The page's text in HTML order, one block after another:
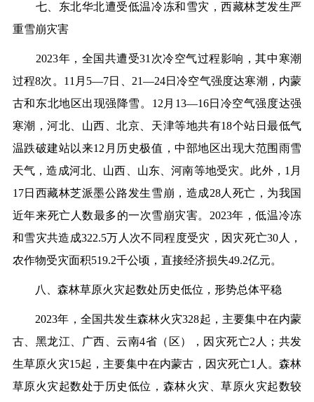
七、东北华北遭受低温冷冻和雪灾，西藏林芝发生严
重雪崩灾害
2023年，全国共遭受31次冷空气过程影响，其中寒潮
过程8次。11月5—7日、21—24日冷空气强度达寒潮，内蒙
古和东北地区出现强降雪。12月13—16日冷空气强度达强
寒潮，河北、山西、北京、天津等地共有18个站日最低气
温跌破建站以来12月历史极值，中部地区出现大范围雨雪
天气，造成河北、山西、山东、河南等地受灾。此外，1月
17日西藏林芝派墨公路发生雪崩，造成28人死亡，为我国
近年来死亡人数最多的一次雪崩灾害。2023年，低温冷冻
和雪灾共造成322.5万人次不同程度受灾，因灾死亡30人，
农作物受灾面积519.2千公顷，直接经济损失49.2亿元。
八、森林草原火灾起数处历史低位，形势总体平稳
2023年，全国共发生森林火灾328起，主要集中在内蒙
古、黑龙江、广西、云南4省（区），因灾死亡2人；共发
生草原火灾15起，主要集中在内蒙古，因灾死亡1人。森林
草原火灾起数处于历史低位，森林火灾、草原火灾起数较